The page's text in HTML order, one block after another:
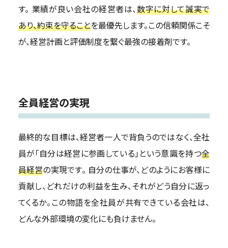
す。 業績が良い会社の経営者は、数字に対して誠実で
あり、約束を守ることを最優先します。この信頼関係こそ
が、経営計画と評価制度を繋ぐ最強の接着剤です。
全員経営の実現
最終的な目標は、経営者一人で背負うのではなく、全社
員が「自分は経営に参画している」という意識を持つ全
員経営の実現です。 自分の仕事が、どのようにお客様に
貢献し、どれだけの利益を生み、それがどう自分に返っ
てくるか。この物語を全社員が共有できている会社は、
どんな外部環境の変化にも負けません。